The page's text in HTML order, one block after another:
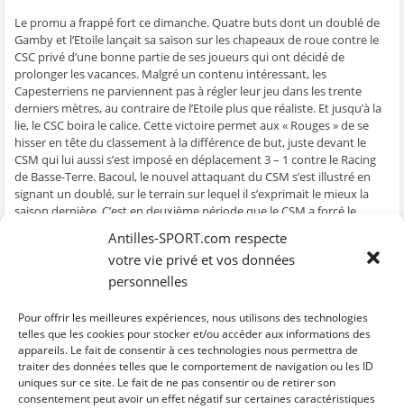
Antilles-SPORT.com respecte
votre vie privé et vos données
personnelles
Pour offrir les meilleures expériences, nous utilisons des technologies
telles que les cookies pour stocker et/ou accéder aux informations des
appareils. Le fait de consentir à ces technologies nous permettra de
traiter des données telles que le comportement de navigation ou les ID
uniques sur ce site. Le fait de ne pas consentir ou de retirer son
consentement peut avoir un effet négatif sur certaines caractéristiques
n
u
n
e
n
o
u
v
e
l
l
e
f
e
n
ê
t
r
)
s
n
e
n
o
u
v
e
l
l
e
e
n
ê
t
r
e
n
u
n
e
n
o
u
v
e
l
l
f
e
n
ê
t
r
)
n
n
o
u
v
e
l
e
f
e
ê
t
r
e
)
e
d
a
n
s
u
n
e
n
o
u
v
l
l
e
f
e
n
e
Le promu a frappé fort ce dimanche. Quatre buts dont un doublé de
Gamby et l’Etoile lançait sa saison sur les chapeaux de roue contre le
CSC privé d’une bonne partie de ses joueurs qui ont décidé de
prolonger les vacances. Malgré un contenu intéressant, les
Capesterriens ne parviennent pas à régler leur jeu dans les trente
derniers mètres, au contraire de l’Etoile plus que réaliste. Et jusqu’à la
lie, le CSC boira le calice. Cette victoire permet aux « Rouges » de se
hisser en tête du classement à la différence de but, juste devant le
CSM qui lui aussi s’est imposé en déplacement 3 – 1 contre le Racing
de Basse-Terre. Bacoul, le nouvel attaquant du CSM s’est illustré en
signant un doublé, sur le terrain sur lequel il s’exprimait le mieux la
saison dernière. C’est en deuxième période que le CSM a forcé le
qu’ont également collectés la Juventus qui s’est imposée à l’extérieur 2
– 1 contre l’USBM ou le Phare, seul vainqueur à domicile 1 – 0 contre la
Gauloise. Deux matches nuls sont à noter, Siroco – Solidarité Scolaire
Résultats
C
l
C
l
C
l
C
l
C
l